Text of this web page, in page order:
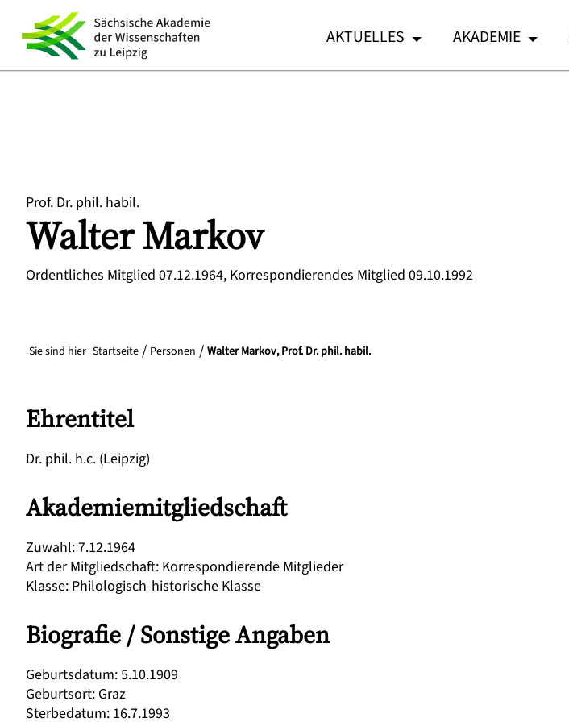
AKTUELLES AKADEMIE
Prof. Dr. phil. habil.
WalterMarkov
Ordentliches Mitglied 07.12.1964, Korrespondierendes Mitglied 09.10.1992
Sie sind hier Startseite Personen Walter Markov, Prof. Dr. phil. habil.
Ehrentitel
Dr. phil. h.c. (Leipzig)
Akademiemitgliedschaft
Zuwahl:7.12.1964
Art der Mitgliedschaft: Korrespondierende Mitglieder
Klasse: Philologisch-historische Klasse
Biografie / Sonstige Angaben
Geburtsdatum:5.10.1909
Geburtsort: Graz
Sterbedatum: 16.7.1993